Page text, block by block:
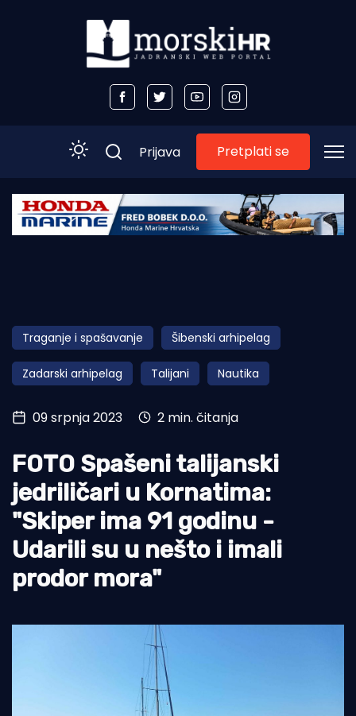
Početna
Obala
Otoci
Turizam i nautika
Pomorstvo
Ekologija
Tradicija i kultura
Prijava Pretplati se
Traganje i spašavanje Šibenski arhipelag
Zadarski arhipelag Talijani Nautika
09 srpnja 2023 2 min. čitanja
FOTO Spašeni talijanski
jedriličari u Kornatima:
"Skiper ima 91 godinu -
Udarili su u nešto i imali
prodor mora"